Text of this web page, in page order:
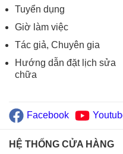
Tuyển dụng
Giờ làm việc
Tác giả, Chuyên gia
Hướng dẫn đặt lịch sửa
chữa
Facebook
HỆ THỐNG CỬA HÀNG